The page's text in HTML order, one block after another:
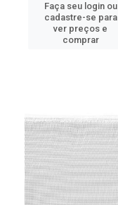
Faça seu login ou
cadastre-se para
ver preços e
comprar